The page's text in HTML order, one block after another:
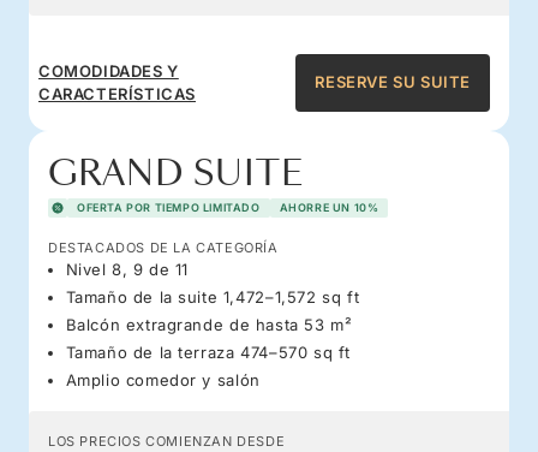
COMODIDADES Y
CARACTERÍSTICAS
RESERVE SU SUITE
GRAND SUITE
OFERTA POR TIEMPO LIMITADO AHORRE UN 10%
DESTACADOS DE LA CATEGORÍA
Nivel 8, 9 de 11
Tamaño de la suite 1,472–1,572 sq ft
Balcón extragrande de hasta 53 m²
Tamaño de la terraza 474–570 sq ft
Amplio comedor y salón
LOS PRECIOS COMIENZAN DESDE